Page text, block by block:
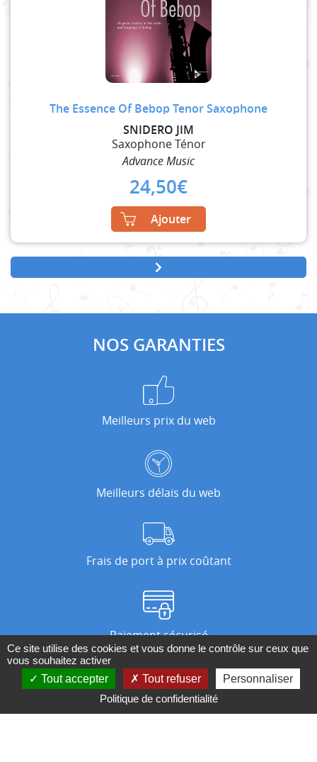
The Essence Of Bebop Tenor Saxophone
SNIDERO JIM
Saxophone Ténor
Advance Music
24,50€
Ajouter
NOS GARANTIES
Meilleurs prix du web
Meilleurs délais du web
Frais de port à prix coûtant
Paiement sécurisé
Nos magasins
Ce site utilise des cookies et vous donne le contrôle sur ceux que
vous souhaitez activer
Tout accepter
Tout refuser
Personnaliser
Politique de confidentialité